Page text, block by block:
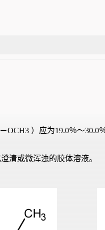
）应为19.0％～30.0
清或微浑浊的胶体溶液。